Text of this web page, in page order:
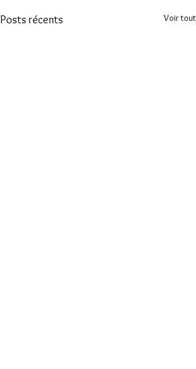
Posts récents Voir tout